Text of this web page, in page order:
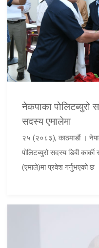
नेकपाका पोलिटब्युरो
सदस्य एमालेमा
२५ (२०८३), काठमाडौं ।
पोलिटब्युरो सदस्य डिबी
(एमाले)मा प्रवेश गर्नुभएको छ